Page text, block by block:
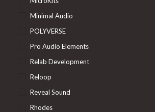
Minimal Audio
POLYVERSE
Pro Audio Elements
Relab Development
Reloop
Reveal Sound
Rhodes